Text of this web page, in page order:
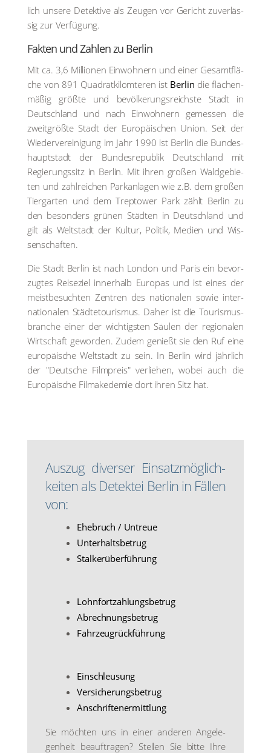
lich unse­re Detek­ti­ve als Zeu­gen vor Gericht zuver­läs­
sig zur Ver­fü­gung.
Fak­ten und Zah­len zu Ber­lin
Mit ca. 3,6 Mil­lio­nen Ein­woh­nern und einer Gesamt­flä­
che von 891 Qua­drat­ki­lo­m­te­ren ist Ber­lin die flä­chen­
mä­ßig größ­te und bevöl­ke­rungs­reichs­te Stadt in
Deutsch­land und nach Ein­woh­nern gemes­sen die
zweit­größ­te Stadt der Euro­päi­schen Uni­on. Seit der
Wie­der­ver­ei­ni­gung im Jahr 1990 ist Ber­lin die Bun­des­
haupt­stadt der Bun­des­re­pu­blik Deutsch­land mit
Regie­rungs­sitz in Ber­lin. Mit ihren gro­ßen Wald­ge­bie­
ten und zahl­rei­chen Park­an­la­gen wie z.B. dem gro­ßen
Tier­gar­ten und dem Trep­tower Park zählt Ber­lin zu
den beson­ders grü­nen Städ­ten in Deutsch­land und
gilt als Welt­stadt der Kul­tur, Poli­tik, Medi­en und Wis­
sen­schaf­ten.
Die Stadt Ber­lin ist nach Lon­don und Paris ein bevor­
zug­tes Rei­se­ziel inner­halb Euro­pas und ist eines der
meist­be­such­ten Zen­tren des natio­na­len sowie inter­
na­tio­na­len Städ­te­tou­ris­mus. Daher ist die Tou­ris­mus­
bran­che einer der wich­tigs­ten Säu­len der regio­na­len
Wirt­schaft gewor­den. Zudem genießt sie den Ruf eine
euro­päi­sche Welt­stadt zu sein. In Ber­lin wird jähr­lich
der "Deut­sche Film­preis" ver­lie­hen, wobei auch die
Euro­päi­sche Film­a­ke­de­mie dort ihren Sitz hat.
Aus­zug diver­ser Ein­satz­mög­lich­
kei­ten als Detek­tei Ber­lin in Fäl­len
von:
Ehe­bruch / Untreue
Unter­halts­be­trug
Stal­ker­über­füh­rung
Lohn­fort­zah­lungs­be­trug
Abrech­nungs­be­trug
Fahr­zeug­rück­füh­rung
Ein­schleu­sung
Ver­si­che­rungs­be­trug
Anschrif­ten­er­mitt­lung
Sie möch­ten uns in einer ande­ren Ange­le­
gen­heit beauf­tra­gen? Stel­len Sie bit­te Ihre